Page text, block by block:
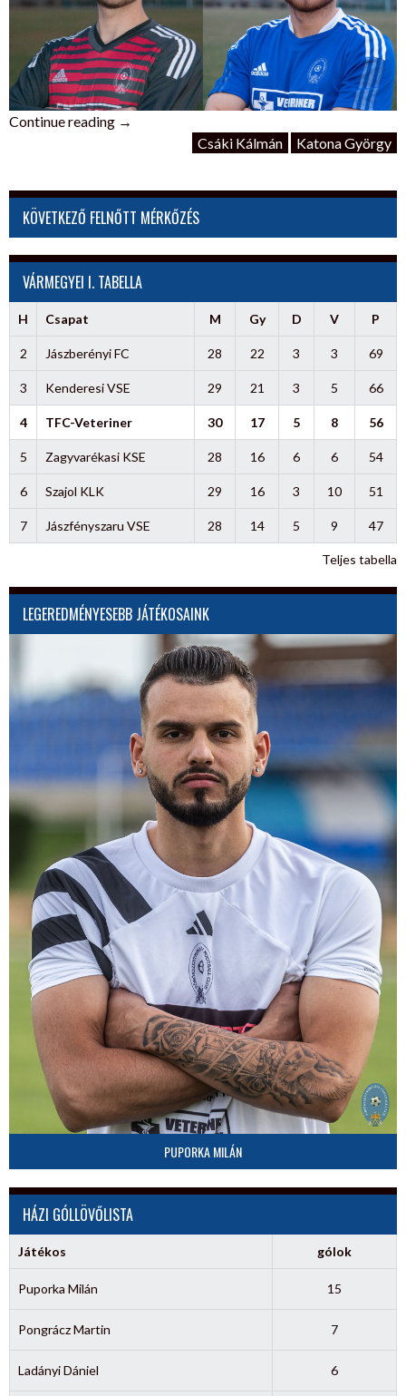
Continue reading „Újabb
hozzánk”
→
Csáki Kálmán
Katona György
KÖVETKEZŐ FELNŐTT MÉRKŐZÉS
VÁRMEGYEI I. TABELLA
H Csapat M Gy D V P
2 Jászberényi FC 28 22 3 3 69
3 Kenderesi VSE 29 21 3 5 66
4 TFC-Veteriner 30 17 5 8 56
5 Zagyvarékasi KSE 28 16 6 6 54
6 Szajol KLK 29 16 3 10 51
7 Jászfényszaru VSE 28 14 5 9 47
Teljes tabella
LEGEREDMÉNYESEBB JÁTÉKOSAINK
PUPORKA MILÁN
HÁZI GÓLLÖVŐLISTA
Játékos gólok
Puporka Milán 15
Pongrácz Martin 7
Ladányi Dániel 6